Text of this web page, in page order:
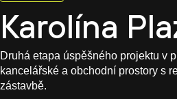
Karolína
Druhá etapa úspěšného projektu v
kancelářské a obchodní prostory s
zástavbě.